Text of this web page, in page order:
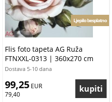
Flis foto tapeta AG Ruža
FTNXXL-0313 | 360x270 cm
Ljepilo besplatno
Dostava 5-10 dana
99,25 EUR
79,40